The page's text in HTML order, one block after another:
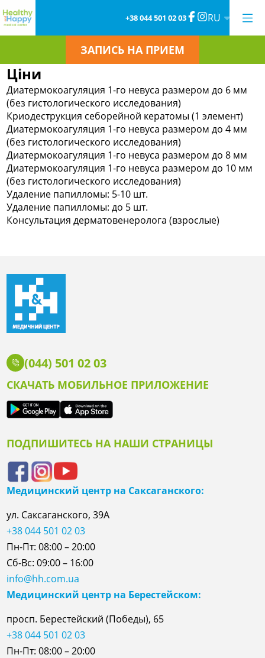
+38 044 501 02 03 RU
ЗАПИСЬ НА ПРИЕМ
Ціни
Диатермокоагуляция 1-го невуса размером до 6 мм
(без гистологического исследования)
Криодеструкция себорейной кератомы (1 элемент)
Диатермокоагуляция 1-го невуса размером до 4 мм
(без гистологического исследования)
Диатермокоагуляция 1-го невуса размером до 8 мм
Диатермокоагуляция 1-го невуса размером до 10 мм
(без гистологического исследования)
Удаление папилломы: 5-10 шт.
Удаление папилломы: до 5 шт.
Консультация дерматовенеролога (взрослые)
(044) 501 02 03
СКАЧАТЬ МОБИЛЬНОЕ ПРИЛОЖЕНИЕ
ПОДПИШИТЕСЬ НА НАШИ СТРАНИЦЫ
Медицинский центр на Саксаганского:
ул. Саксаганского, 39А
+38 044 501 02 03
Пн-Пт: 08:00 – 20:00
Сб-Вс: 09:00 – 16:00
info@hh.com.ua
Медицинский центр на Берестейском:
просп. Берестейский (Победы), 65
+38 044 501 02 03
Пн-Пт: 08:00 – 20:00